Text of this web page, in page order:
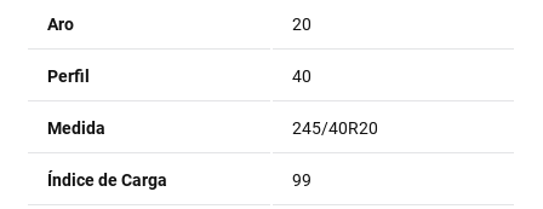
Aro 20
Perfil 40
Medida 245/40R20
Índice de Carga 99